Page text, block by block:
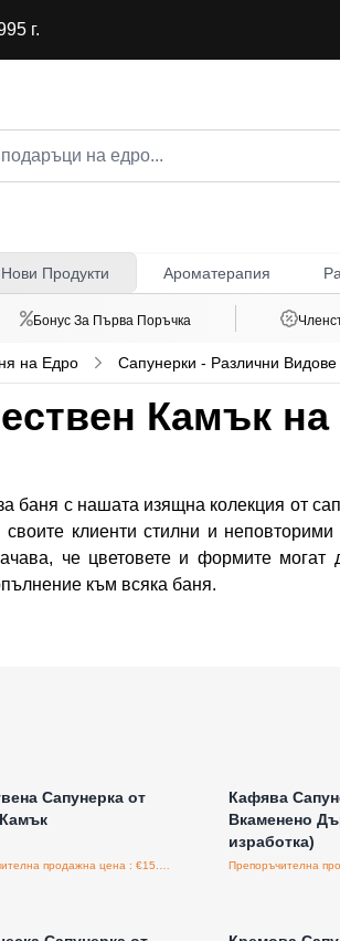
г.
Нови Продукти Ароматерапия
Бонус За Първа Поръчка
на Едро Сапунерки - Различни Видове
Камък
баня с нашата изящна колекция от
клиенти стилни и
че цветовете и формите
към всяка баня.
Сапунерка от
Кафява
Вкаменено
изработка)